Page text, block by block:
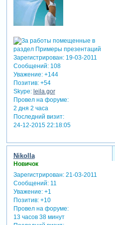
Зарегистрирован: 19-03-2011
Сообщений:108
Уважение: +144
Позитив: +54
Skype: leila.gor
Провел на форуме:
2 дня 2 часа
Последний визит:
24-12-2015 22:18:05
Nikolla
Новичок
Зарегистрирован: 21-03-2011
Сообщений:11
Уважение: +1
Позитив: +10
Провел на форуме:
13 часов 38 минут